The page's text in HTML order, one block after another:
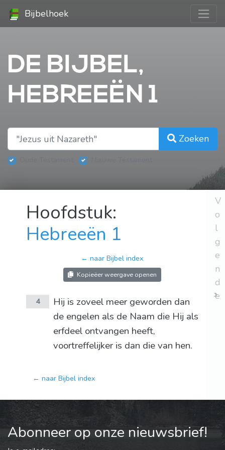
Bijbelhoek
DE BIJBEL,
HEBREEËN 1
Zoeken
Hoofdstuk:
Hebreeën 1
← naar Bijbel index
Kopieëer weergave openen
4
Hij is zoveel meer geworden dan
de engelen als de Naam die Hij als
erfdeel ontvangen heeft,
voortreffelijker is dan die van hen.
← naar Bijbel index
V
o
l
g
e
n
d
e
Abonneer op onze nieuwsbrief!